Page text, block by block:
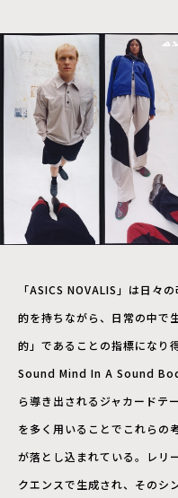
「ASICS NOVALIS」は日々
的を持ちながら、日常の中で
的」であることの指標になり
Sound Mind In A Sound
ら導き出されるジャカードテ
を多く用いることでこれらの
が落とし込まれている。レリ
クエンスで生成され、そのシ